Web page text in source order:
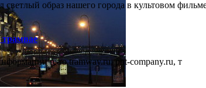
светлый образ нашего города в культовом
трамвае
retro.tramway.ru, pbt-company.ru, т